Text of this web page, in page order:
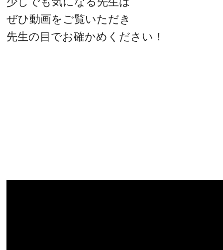
ぜひ動画をご覧いただき
先生の目でお確かめください！